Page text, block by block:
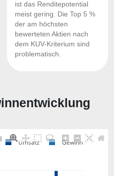
ist das Renditepotential
meist gering. Die Top 5 %
der am höchsten
bewerteten Aktien nach
dem KUV-Kriterium sind
problematisch.
Umsatz Gewinn